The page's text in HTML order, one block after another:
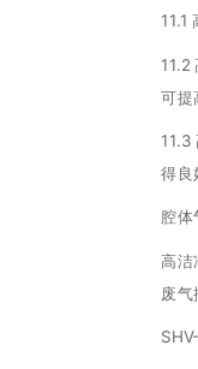
11.1
11.2
可提
11.3
得良
腔体
高洁
废气